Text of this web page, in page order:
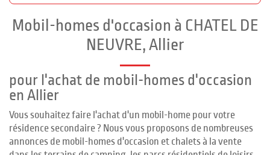
Mobil-homes d'occasion à CHATEL DE
NEUVRE, Allier
pour l'achat de mobil-homes d'occasion
en Allier
Vous souhaitez faire l'achat d'un mobil-home pour votre
résidence secondaire ? Nous vous proposons de nombreuses
annonces de mobil-homes d'occasion et chalets à la vente